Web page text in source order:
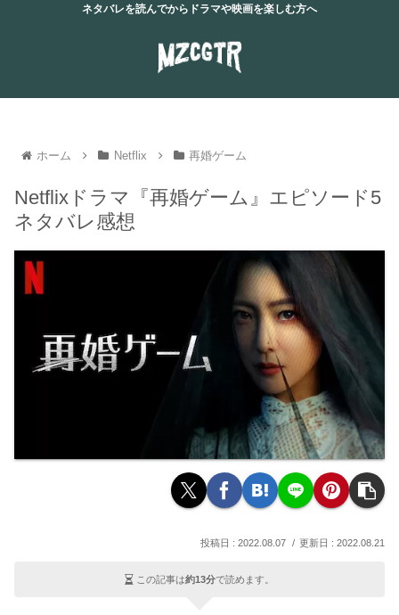
ネタバレを読んでからドラマや映画を楽しむ方へ
ホーム Netflix 再婚ゲーム
Netflixドラマ『再婚ゲーム』エピソード5
ネタバレ感想
2022.08.07 2022.08.21
この記事は約13分で読めます。